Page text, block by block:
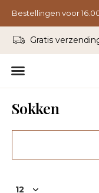
Gratis verzending
Sokken